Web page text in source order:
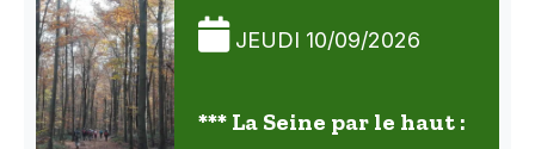
JEUDI 10/09/2026
*** La Seine par le haut :